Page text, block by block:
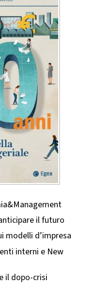
il futuro
modelli d’impresa
interni e New
il dopo-crisi